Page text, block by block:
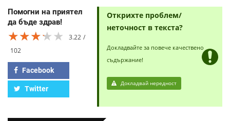
Помогни на приятел
да бъде здрав!
★★★★★
★★★★★
★★★★★
3.22
102
Facebook
Twitter
Открихте проблем/
неточност в текста?
Докладвайте за повече качествено
съдържание!
Докладвай нередност